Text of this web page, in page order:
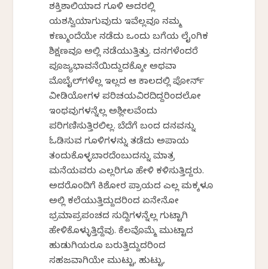
ಶಕ್ತಿಶಾಲಿಯಾದ ಗೂಳಿ ಅದರಲ್ಲಿ
ಯಶಸ್ವಿಯಾಗುವುದು ಇವೆಲ್ಲವೂ ನಮ್ಮ
ಕಣ್ಮುಂದೆಯೇ ನಡೆದು ಒಂದು ಬಗೆಯ ಲೈಂಗಿಕ
ಶಿಕ್ಷಣವೂ ಅಲ್ಲಿ ನಡೆಯುತ್ತಿತ್ತು. ದನಗಳೆಂದರೆ
ಪೂಜ್ಯಭಾವನೆಯಿದ್ದುದಕ್ಕೋ ಅಥವಾ
ಮೊಬೈಲ್‌ಗಳೆಲ್ಲ ಇಲ್ಲದ ಆ ಕಾಲದಲ್ಲಿ ಪೋರ್ನ್‌
ವೀಡಿಯೋಗಳ ಪರಿಚಯವಿರದಿದ್ದರಿಂದಲೋ
ಇಂಥವುಗಳನ್ನೆಲ್ಲ ಅಶ್ಲೀಲವೆಂದು
ಪರಿಗಣಿಸುತ್ತಿರಲಿಲ್ಲ. ಬೆದೆಗೆ ಬಂದ ದನವನ್ನು
ಓಡಿಸುವ ಗೂಳಿಗಳನ್ನು ತಡೆದು ಅಪಾಯ
ತಂದುಕೊಳ್ಳಬಾರದೆಂಬುದನ್ನು ಮಾತ್ರ
ಮನೆಯವರು ಎಲ್ಲರಿಗೂ ಹೇಳಿ ಕಳಿಸುತ್ತಿದ್ದರು.
ಅದರೊಂದಿಗೆ ಕಿಶೋರ ಪ್ರಾಯದ ಎಲ್ಲ ಮಕ್ಕಳೂ
ಅಲ್ಲಿ ಕಲೆಯುತ್ತಿದ್ದುದರಿಂದ ಏನೇನೋ
ಭ್ರಮಾಪ್ರಪಂಚದ ಸುದ್ದಿಗಳನ್ನೆಲ್ಲ ಗುಟ್ಟಾಗಿ
ಹೇಳಿಕೊಳ್ಳುತ್ತಿದ್ದೆವು. ಕೆಲವೊಮ್ಮೆ ಮುಟ್ಟಾದ
ಹುಡುಗಿಯರೂ ಬರುತ್ತಿದ್ದುದರಿಂದ
ಸಹಜವಾಗಿಯೇ ಮುಟ್ಟು, ಹುಟ್ಟು,